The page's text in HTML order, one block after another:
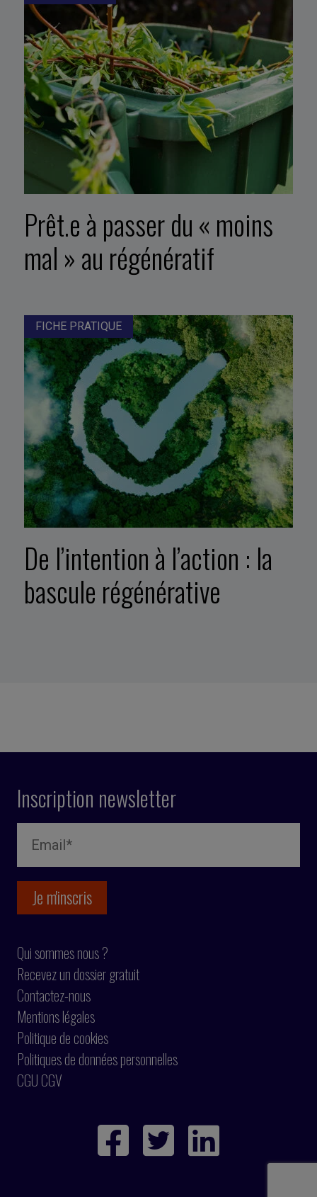
Prêt.e à passer du « moins
mal » au régénératif
FICHE PRATIQUE
De l’intention à l’action : la
bascule régénérative
Inscription newsletter
Qui sommes nous ?
Recevez un dossier gratuit
Contactez-nous
Mentions légales
Politique de cookies
Politiques de données personnelles
CGU CGV